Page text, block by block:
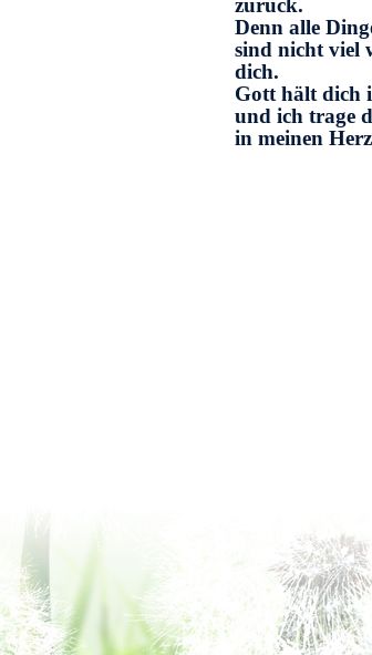
zurück.
Denn alle
sind nicht viel
dich.
Gott hält dich
und ich trage
in meinen